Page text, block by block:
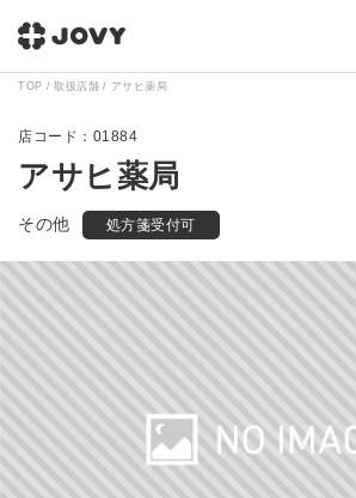
TOP 取扱店舗 アサヒ薬局
01884
アサヒ薬局
その他 処方箋受付可